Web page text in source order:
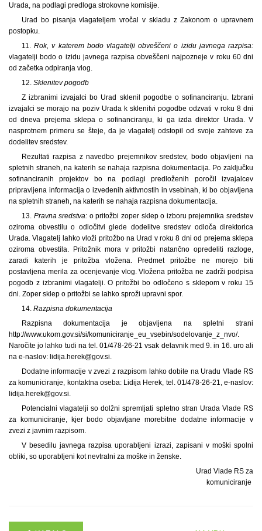
Urada, na podlagi predloga strokovne komisije.
Urad bo pisanja vlagateljem vročal v skladu z Zakonom o upravnem
postopku.
11.Rok, v katerem bodo vlagatelji obveščeni o izidu javnega razpisa:
vlagatelji bodo o izidu javnega razpisa obveščeni najpozneje v roku 60 dni
od začetka odpiranja vlog.
12. Sklenitev pogodb
Z izbranimi izvajalci bo Urad sklenil pogodbe o sofinanciranju. Izbrani
izvajalci se morajo na poziv Urada k sklenitvi pogodbe odzvati v roku 8 dni
od dneva prejema sklepa o sofinanciranju, ki ga izda direktor Urada. V
nasprotnem primeru se šteje, da je vlagatelj odstopil od svoje zahteve za
dodelitev sredstev.
Rezultati razpisa z navedbo prejemnikov sredstev, bodo objavljeni na
spletnih straneh, na katerih se nahaja razpisna dokumentacija. Po zaključku
sofinanciranih projektov bo na podlagi predloženih poročil izvajalcev
pripravljena informacija o izvedenih aktivnostih in vsebinah, ki bo objavljena
na spletnih straneh, na katerih se nahaja razpisna dokumentacija.
13. Pravna sredstva: o pritožbi zoper sklep o izboru prejemnika sredstev
oziroma obvestilu o odločitvi glede dodelitve sredstev odloča direktorica
Urada. Vlagatelj lahko vloži pritožbo na Urad v roku 8 dni od prejema sklepa
oziroma obvestila. Pritožnik mora v pritožbi natančno opredeliti razloge,
zaradi katerih je pritožba vložena. Predmet pritožbe ne morejo biti
postavljena merila za ocenjevanje vlog. Vložena pritožba ne zadrži podpisa
pogodb z izbranimi vlagatelji. O pritožbi bo odločeno s sklepom v roku 15
dni. Zoper sklep o pritožbi se lahko sproži upravni spor.
14. Razpisna dokumentacija
Razpisna dokumentacija je objavljena na spletni strani
http://www.ukom.gov.si/si/komuniciranje_eu_vsebin/sodelovanje_z_nvo/.
Naročite jo lahko tudi na tel. 01/478-26-21 vsak delavnik med 9. in 16. uro ali
na e-naslov: lidija.herek@gov.si.
Dodatne informacije v zvezi z razpisom lahko dobite na Uradu Vlade RS
za komuniciranje, kontaktna oseba: Lidija Herek, tel. 01/478-26-21, e-naslov:
lidija.herek@gov.si.
Potencialni vlagatelji so dolžni spremljati spletno stran Urada Vlade RS
za komuniciranje, kjer bodo objavljane morebitne dodatne informacije v
zvezi z javnim razpisom.
V besedilu javnega razpisa uporabljeni izrazi, zapisani v moški spolni
obliki, so uporabljeni kot nevtralni za moške in ženske.
Urad Vlade RS za
komuniciranje